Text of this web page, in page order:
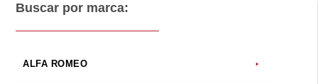
Buscar por marca:
ALFA ROMEO